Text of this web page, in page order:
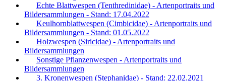
Echte Blattwespen (Tenthredinidae) - Artenportraits und
Bildersammlungen - Stand: 17.04.2022
Keulhornblattwespen (Cimbicidae) - Artenportraits und
Bildersammlungen - Stand: 01.05.2022
Holzwespen (Siricidae) - Artenportraits und
Bildersammlungen
Sonstige Pflanzenwespen - Artenportraits und
Bildersammlungen
3. Kronenwespen (Stephanidae) - Stand: 22.02.2021